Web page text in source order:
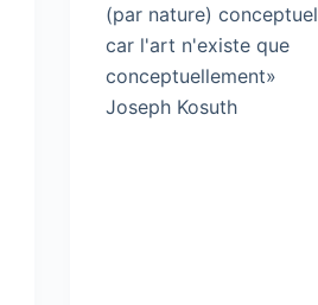
(par nature) conceptuel
car l'art n'existe que
conceptuellement»
Joseph Kosuth